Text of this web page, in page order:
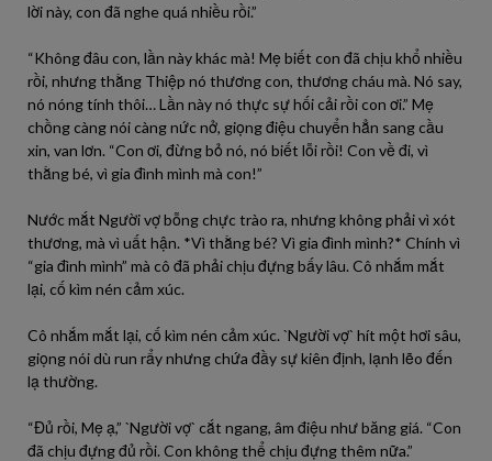
lời này, con đã nghe quá nhiều rồi.”
“Không đâu con, lần này khác mà! Mẹ biết con đã chịu khổ nhiều
rồi, nhưng thằng Thiệp nó thương con, thương cháu mà. Nó say,
nó nóng tính thôi… Lần này nó thực sự hối cải rồi con ơi.” Mẹ
chồng càng nói càng nức nở, giọng điệu chuyển hẳn sang cầu
xin, van lơn. “Con ơi, đừng bỏ nó, nó biết lỗi rồi! Con về đi, vì
thằng bé, vì gia đình mình mà con!”
Nước mắt Người vợ bỗng chực trào ra, nhưng không phải vì xót
thương, mà vì uất hận. *Vì thằng bé? Vì gia đình mình?* Chính vì
“gia đình mình” mà cô đã phải chịu đựng bấy lâu. Cô nhắm mắt
lại, cố kìm nén cảm xúc.
Cô nhắm mắt lại, cố kìm nén cảm xúc. `Người vợ` hít một hơi sâu,
giọng nói dù run rẩy nhưng chứa đầy sự kiên định, lạnh lẽo đến
lạ thường.
“Đủ rồi, Mẹ ạ,” `Người vợ` cắt ngang, âm điệu như băng giá. “Con
đã chịu đựng đủ rồi. Con không thể chịu đựng thêm nữa.”